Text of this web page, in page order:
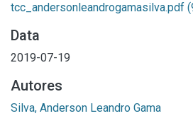
tcc_andersonleandrogamasilva.pdf
Data
2019-07-19
Autores
Silva, Anderson Leandro Gama